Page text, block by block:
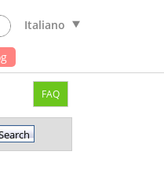
Italiano
FAQ